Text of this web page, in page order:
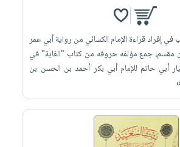
في إفراد قراءة الإمام الكسائي من رواية أبي عمر
مقسم، جمع مؤلفه حروفه من كتاب "الغاية" في
أبي حاتم للإمام أبي بكر أحمد بن الحسن بن